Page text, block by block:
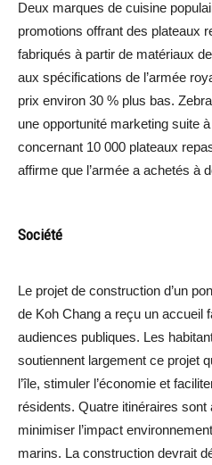
Deux marques de cuisine
promotions offrant des plateaux
fabriqués à partir de matériaux
aux spécifications de l’armée
prix environ 30 % plus bas.
une opportunité marketing suite
concernant 10 000 plateaux
affirme que l’armée a achetés à
Société
Le projet de construction d’un
de Koh Chang a reçu un accueil
audiences publiques. Les
soutiennent largement ce projet
l’île, stimuler l’économie et
résidents. Quatre itinéraires sont
minimiser l’impact
marins. La construction devrait